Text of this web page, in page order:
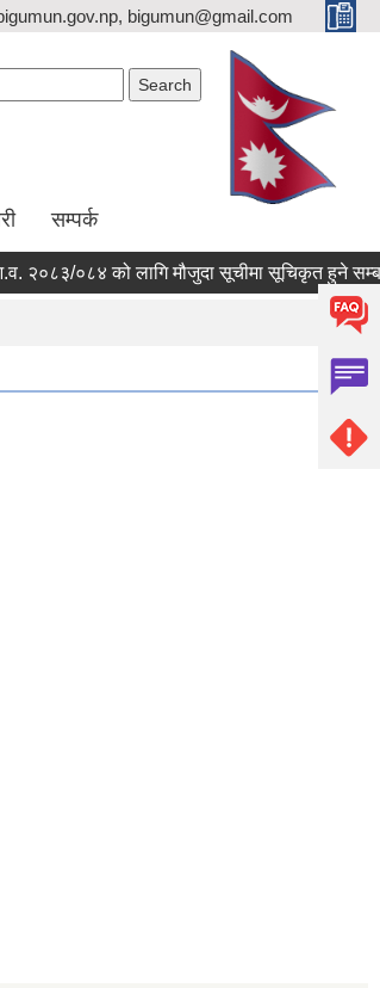
bigumun@gmail.com
सम्पर्क
०८४ को लागि मौजुदा सूचीमा सूचिकृत हुने